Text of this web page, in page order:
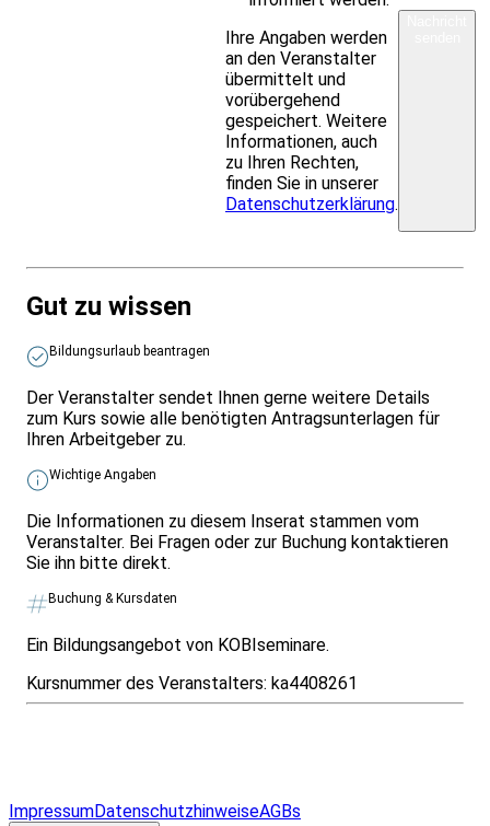
Ihre Angaben werden
an den Veranstalter
übermittelt und
vorübergehend
gespeichert. Weitere
Informationen, auch
zu Ihren Rechten,
finden Sie in unserer
Datenschutzerklärung.
Gut zu wissen
Bildungsurlaub beantragen
Der Veranstalter sendet Ihnen gerne weitere Details
zum Kurs sowie alle benötigten Antragsunterlagen für
Ihren Arbeitgeber zu.
Wichtige Angaben
Die Informationen zu diesem Inserat stammen vom
Veranstalter. Bei Fragen oder zur Buchung kontaktieren
Sie ihn bitte direkt.
Buchung & Kursdaten
Ein Bildungsangebot von KOBIseminare.
Kursnummer des Veranstalters: ka4408261
ImpressumDatenschutzhinweiseAGBs